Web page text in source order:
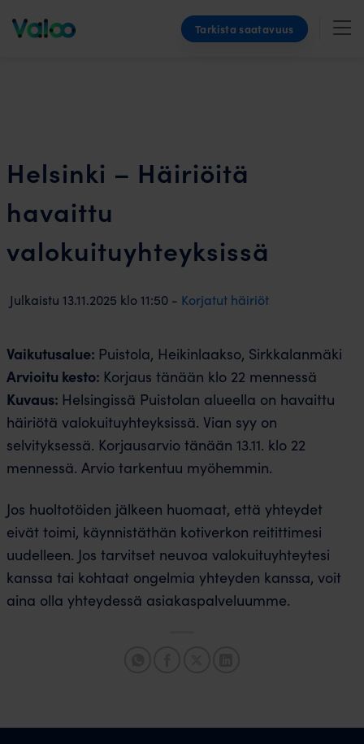
Tarkista saatavuus
Helsinki – Häiriöitä
havaittu
valokuituyhteyksissä
Julkaistu 13.11.2025 klo11:50 - Korjatut häiriöt
Vaikutusalue: Puistola, Heikinlaakso, Sirkkalanmäki
Arvioitu kesto: Korjaus tänään klo 22 mennessä
Kuvaus: Helsingissä Puistolan alueella on havaittu
häiriötä valokuituyhteyksissä. Vian syy on
selvityksessä. Korjausarvio tänään 13.11. klo 22
mennessä. Arvio tarkentuu myöhemmin.
Jos huoltotöiden jälkeen huomaat, että yhteydet
eivät toimi, käynnistäthän kotiverkon reitittimesi
uudelleen. Jos tarvitset neuvoa valokuituyhteytesi
kanssa tai kohtaat ongelmia yhteyden kanssa, voit
aina olla yhteydessä asiakaspalveluumme.